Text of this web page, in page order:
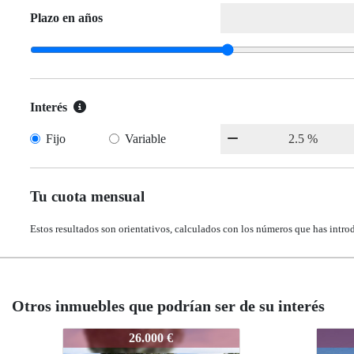
Plazo en años
Interés
Fijo Variable
Tu cuota mensual
Estos resultados son orientativos, calculados con los números que has
Otros inmuebles que podrían ser de su interés
414-A71
74.900 €
414-A71 74.900 €